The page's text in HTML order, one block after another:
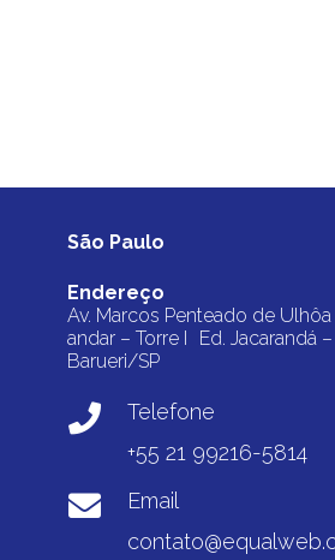
São Paulo
Endereço
Av. Marcos Penteado de
andar – Torre I Ed. Jacarandá
Barueri/SP
Telefone
+55 21 99216-5814
Email